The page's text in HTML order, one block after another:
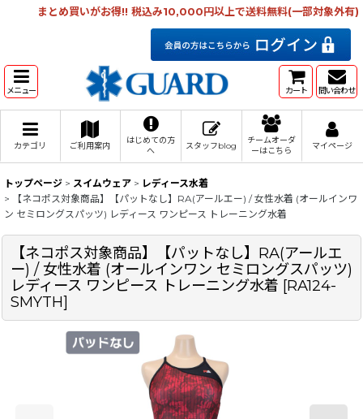
まとめ買いがお得!! 税込み10,000円以上で送料無料(一部対象外有)
メニュー カート 問い合わせ
カテゴリ ご利用案内
はじめての方
へ
スタッフblog
チームオーダ
ーはこちら
マイページ
トップページ > スイムウェア > レディース水着
>
【ネコポス対象商品】【パットなし】RA(アールエー) / 女性水着 (オールインワ
ン セミロングスパッツ) レディース ワンピース トレーニング水着
【ネコポス対象商品】【パットなし】RA(アールエ
ー) / 女性水着 (オールインワン セミロングスパッツ)
レディース ワンピース トレーニング水着 [RA124-
SMYTH]